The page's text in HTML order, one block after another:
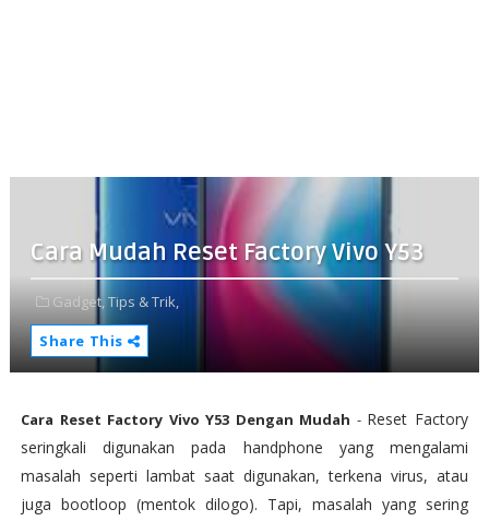
Cara Mudah Reset Factory Vivo Y53
Gadget,Tips & Trik,
Share This
Cara Reset Factory Vivo Y53 Dengan Mudah - Reset Factory
seringkali digunakan pada handphone yang mengalami
masalah seperti lambat saat digunakan,terkena virus, atau
juga bootloop (mentok dilogo). Tapi, masalah yang sering